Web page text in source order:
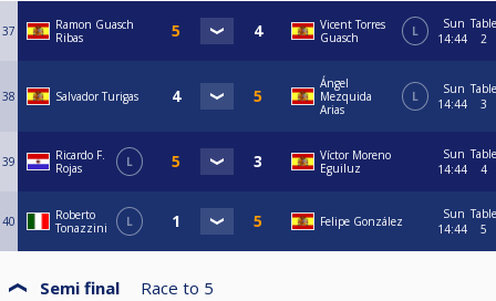
37
Ramon Guasch
Ribas
Vicent Torres
Guasch
L
Sun
14:44
Table
2
38 Salvador Turigas
Ángel
Mezquida
Arias
L
Sun
14:44
Table
3
39
Ricardo F.
Rojas
L
Víctor Moreno
Eguiluz
Sun
14:44
Table
4
40
Roberto
Tonazzini
L Felipe González
Sun
14:44
Table
5
Semi final Race to 5